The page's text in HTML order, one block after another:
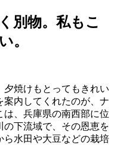
別物。私もこ
。
夕焼けもとってもきれい
案内してくれたのが、ナ
、兵庫県の南西部に位
下流域で、その恩恵を
ら水田や大豆などの栽培